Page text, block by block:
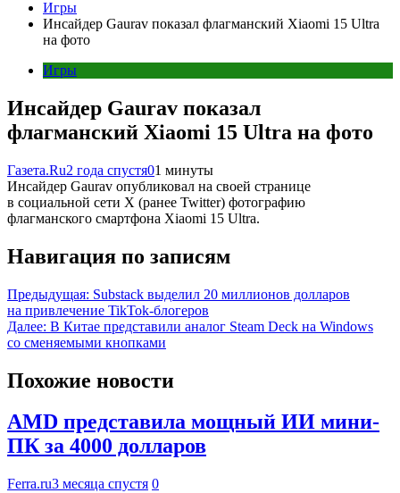
Игры
Инсайдер Gaurav показал флагманский Xiaomi 15 Ultra
на фото
Игры
Инсайдер Gaurav показал
флагманский Xiaomi 15 Ultra на фото
Газета.Ru2 года спустя01 минуты
Инсайдер Gaurav опубликовал на своей странице
в социальной сети X (ранее Twitter) фотографию
флагманского смартфона Xiaomi 15 Ultra.
Навигация по записям
Предыдущая: Substack выделил 20 миллионов долларов
на привлечение TikTok-блогеров
Далее: В Китае представили аналог Steam Deck на Windows
со сменяемыми кнопками
Похожие новости
AMD представила мощный ИИ мини-
ПК за 4000 долларов
Ferra.ru3 месяца спустя 0